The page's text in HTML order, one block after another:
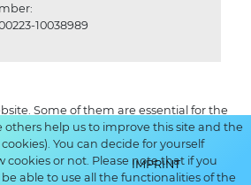
10038989
IMPRINT
Some of them are essential for the
others help us to improve this site and the
You can decide for yourself
or not. Please note that if you
able to use all the functionalities of the